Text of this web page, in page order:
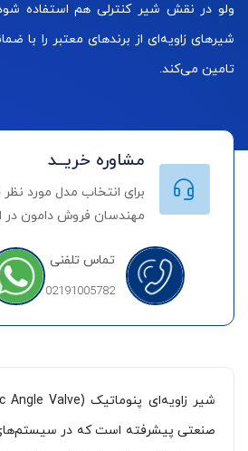
ولو در نقش شیر کنترلی هم استفاده
شیرهای زاویه‌ای از برندهای معتبر را با
تامین می‌کند.
مشاوره خریــد
برای انتخاب مدل مورد
مهندسان فروش دامون در
تماس تلفنی
02191005782
صنعتی پیشرفته است که در سیستم‌های